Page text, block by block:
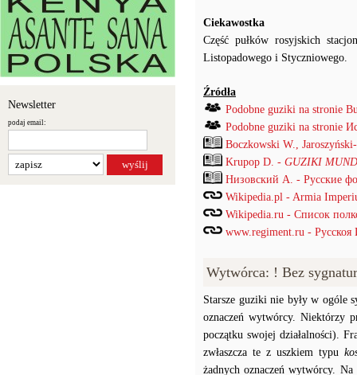
Newsletter
podaj email:
Ciekawostka
Część pułków rosyjskich
Listopadowego i Styczniowego.
Źródła
Podobne guziki na stronie
Podobne guziki na stronie
Boczkowski W.,
Krupop D. - GUZIKI
Низовский А. - Русские
Wikipedia.pl - Armia
Wikipedia.ru - Список
www.regiment.ru -
Wytwórca: ! Bez
Starsze guziki nie były w ogóle
oznaczeń wytwórcy. Niektórzy
początku swojej działalności).
zwłaszcza te z uszkiem typu
żadnych oznaczeń wytwórcy.